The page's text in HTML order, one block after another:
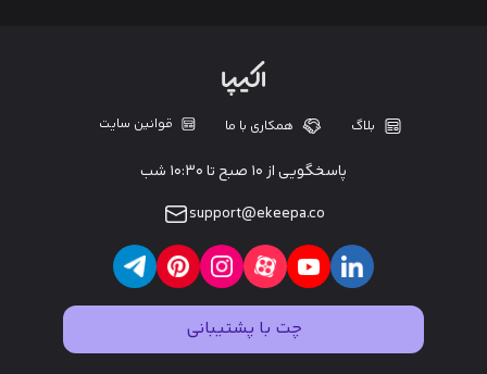
بلاگ همکاری با ما قوانین سایت
پاسخگویی از ۱۰ صبح تا ۱۰:۳۰ شب
support@ekeepa.co
چت با پشتیبانی